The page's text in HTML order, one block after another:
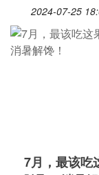
2024-07-25
7月，最该吃